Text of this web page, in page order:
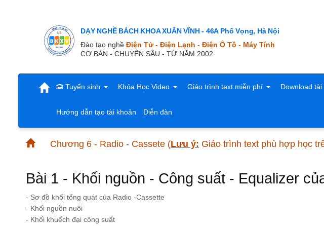
DẠY NGHỀ BÁCH KHOA XUÂN VĨNH - 46A Phố Vọng, Hà Nội
Đào tạo nghề Điện Tử - Điện Lạnh - Điện Ô Tô - Máy Tính
CƠ BẢN - CHUYÊN SÂU - TỪ NĂM 2002
Tuyển sinh Khóa Học Video Giáo trình text miễn phí Download tài
Hướng dẫn tạo tài khoản Diễn đàn
Chương 6 - Radio - Cassete (Lưu ý: Giáo trình text phù hợp học
Bài 1 - Khối nguồn - Công suất - Equalizer
- Sơ đồ khối tổng quát của Radio -Cassette
- Khối nguồn nuôi
- Khối khuếch đại công suất